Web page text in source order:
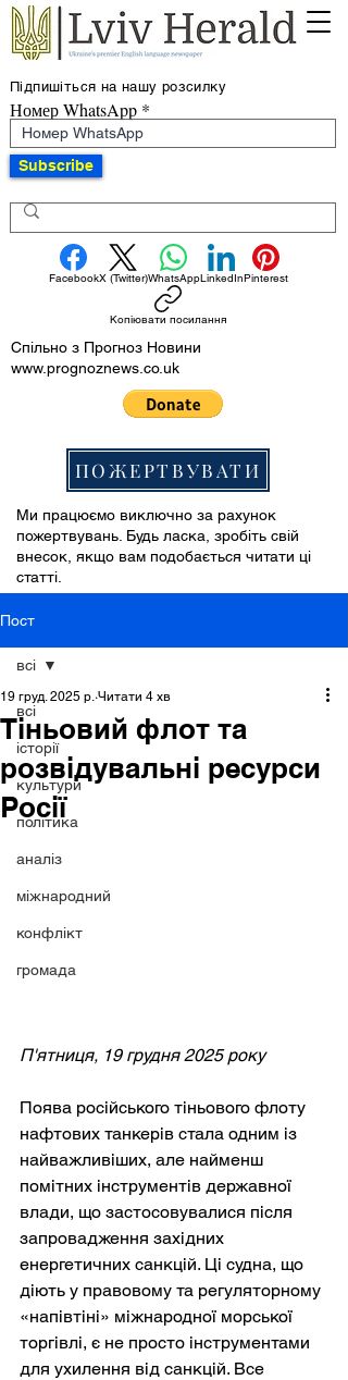
Підпишіться на нашу розсилку
Номер WhatsApp
Subscribe
FacebookX (Twitter)WhatsAppLinkedInPinterest
Копіювати посилання
Спільно з Прогноз Новини
www.prognoznews.co.uk
ПОЖЕРТВУВАТИ
Ми працюємо виключно за рахунок
пожертвувань. Будь ласка, зробіть свій
внесок, якщо вам подобається читати ці
статті.
Пост
всі
історії
культури
політика
аналіз
міжнародний
конфлікт
громада
всі
Тіньовий флот та
розвідувальні ресурси
Росії
19 груд. 2025 р. Читати 4 хв
П'ятниця, 19 грудня 2025 року
Поява російського тіньового флоту
нафтових танкерів стала одним із
найважливіших, але найменш
помітних інструментів державної
влади, що застосовувалися після
запровадження західних
енергетичних санкцій. Ці судна, що
діють у правовому та регуляторному
«напівтіні» міжнародної морської
торгівлі, є не просто інструментами
для ухилення від санкцій. Все